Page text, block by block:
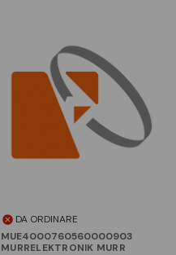
DA ORDINARE
MUE4000760560000903
MURRELEKTRONIK MURR